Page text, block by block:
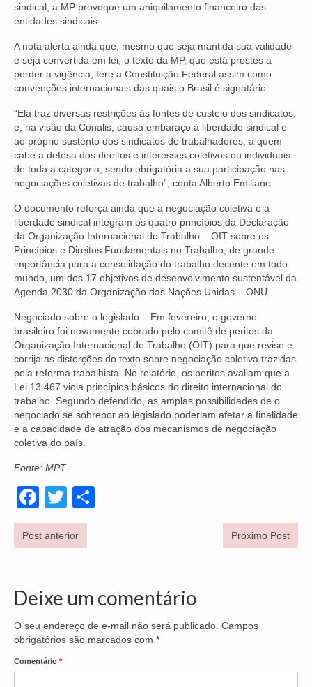
BOLETIM
VÍDEOS
CONVÊNIOS
SINDICALIZE-SE
JURÍDICO
NÚCLEOS
AGENTES DE POLÍCIA JUDICIAL
ANALISTAS JUDICIÁRIOS
ACESSIBILIDADE E INCLUSÃO
MULHERES
OFICIAIS DE JUSTIÇA
SAÚDE
SOLIDARIEDADE
TÉCNICOS JUDICIÁRIOS
sindical, a MP provoque um aniquilamento financeiro das
entidades sindicais.
A nota alerta ainda que, mesmo que seja mantida sua validade
e seja convertida em lei, o texto da MP, que está prestes a
perder a vigência, fere a Constituição Federal assim como
convenções internacionais das quais o Brasil é signatário.
“Ela traz diversas restrições às fontes de custeio dos sindicatos,
e, na visão da Conalis, causa embaraço à liberdade sindical e
ao próprio sustento dos sindicatos de trabalhadores, a quem
cabe a defesa dos direitos e interesses coletivos ou individuais
de toda a categoria, sendo obrigatória a sua participação nas
negociações coletivas de trabalho”, conta Alberto Emiliano.
O documento reforça ainda que a negociação coletiva e a
liberdade sindical integram os quatro princípios da Declaração
da Organização Internacional do Trabalho – OIT sobre os
Princípios e Direitos Fundamentais no Trabalho, de grande
importância para a consolidação do trabalho decente em todo
mundo, um dos 17 objetivos de desenvolvimento sustentável da
Agenda 2030 da Organização das Nações Unidas – ONU.
Negociado sobre o legislado – Em fevereiro, o governo
brasileiro foi novamente cobrado pelo comitê de peritos da
Organização Internacional do Trabalho (OIT) para que revise e
corrija as distorções do texto sobre negociação coletiva trazidas
pela reforma trabalhista. No relatório, os peritos avaliam que a
Lei 13.467 viola princípios básicos do direito internacional do
trabalho. Segundo defendido, as amplas possibilidades de o
negociado se sobrepor ao legislado poderiam afetar a finalidade
e a capacidade de atração dos mecanismos de negociação
coletiva do país.
Fonte: MPT
Facebook
Twitter
Post anterior Próximo Post
Deixe um comentário
O seu endereço de e-mail não será publicado. Campos
obrigatórios são marcados com *
Comentário *